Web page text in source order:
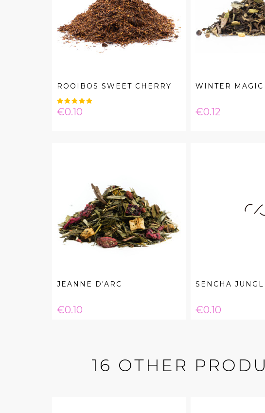
ROOIBOS SWEET CHERRY
Price
€0.10
WINTER MAGIC
Price
€0.12
JEANNE D'ARC
Price
€0.10
SENCHA
Price
€0.10
16 OTHER